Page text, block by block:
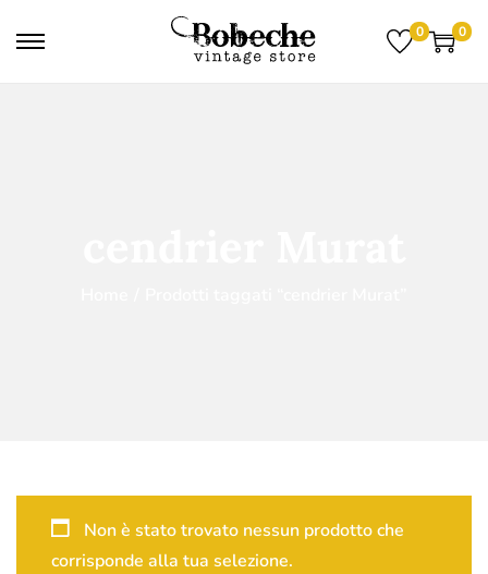
0 0
Non è stato trovato nessun prodotto che
corrisponde alla tua selezione.